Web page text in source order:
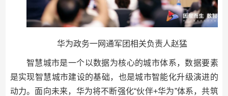
华为政务一网通军团相关负责人赵猛
智慧城市是一个以数据为核心的城市体系，数据要素
是实现智慧城市建设的基础，也是城市智能化升级演进的
动力。面向未来，华为将不断强化“伙伴+华为”体系，共筑